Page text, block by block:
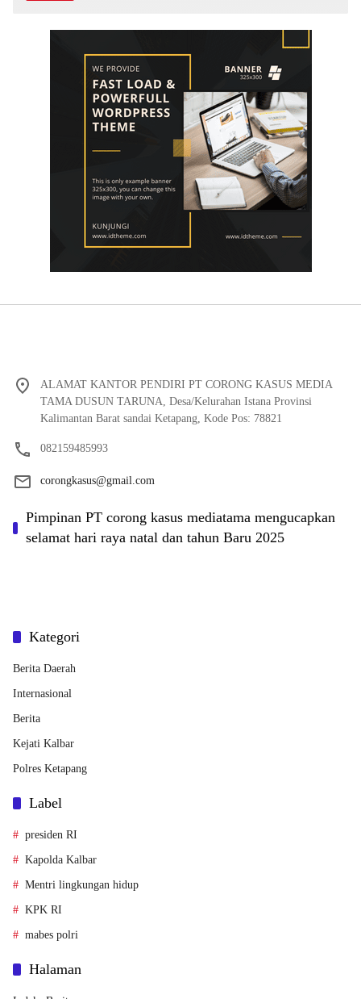
ALAMAT KANTOR PENDIRI PT CORONG KASUS MEDIA
TAMA DUSUN TARUNA, Desa/Kelurahan Istana Provinsi
Kalimantan Barat sandai Ketapang, Kode Pos: 78821
082159485993
corongkasus@gmail.com
Pimpinan PT corong kasus mediatama mengucapkan
selamat hari raya natal dan tahun Baru 2025
Kategori
Berita Daerah
Internasional
Berita
Kejati Kalbar
Polres Ketapang
Label
presiden RI
Kapolda Kalbar
Mentri lingkungan hidup
KPK RI
mabes polri
Halaman